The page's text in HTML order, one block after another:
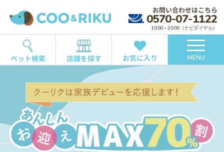
お問い合わせはこちら
0570-07-1122
10:00～20:00（ナビダイヤル）
ペット検索 店舗を探す お気に入り MENU